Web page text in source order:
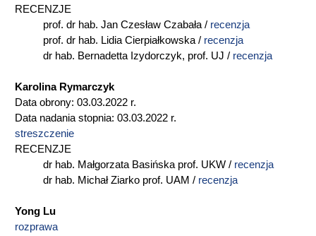
RECENZJE
prof. dr hab. Jan Czesław Czabała / recenzja
prof. dr hab. Lidia Cierpiałkowska / recenzja
dr hab. Bernadetta Izydorczyk, prof. UJ / recenzja
Karolina Rymarczyk
Data obrony: 03.03.2022 r.
Data nadania stopnia: 03.03.2022 r.
streszczenie
RECENZJE
dr hab. Małgorzata Basińska prof. UKW / recenzja
dr hab. Michał Ziarko prof. UAM / recenzja
Yong Lu
rozprawa